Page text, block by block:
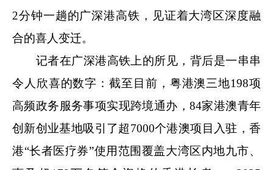
2分钟一趟的广深港高铁，见证着大湾区深度融
合的喜人变迁。
记者在广深港高铁上的所见，背后是一串串
令人欣喜的数字：截至目前，粤港澳三地198项
高频政务服务事项实现跨境通办，84家港澳青年
创新创业基地吸引了超7000个港澳项目入驻，香
港“长者医疗券”使用范围覆盖大湾区内地九市、